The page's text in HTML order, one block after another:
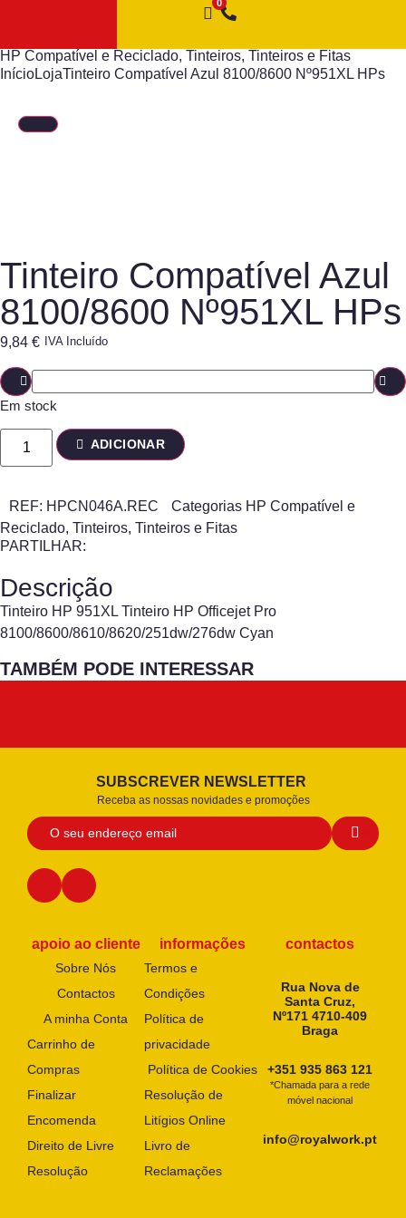
HP Compatível e Reciclado, Tinteiros, Tinteiros e Fitas
InícioLojaTinteiro Compatível Azul 8100/8600 Nº951XL HPs
Tinteiro Compatível Azul
8100/8600 Nº951XL HPs
9,84 € IVA Incluído
Em stock
ADICIONAR
REF: HPCN046A.REC Categorias HP Compatível e
Reciclado, Tinteiros, Tinteiros e Fitas
PARTILHAR:
Descrição
Tinteiro HP 951XL Tinteiro HP Officejet Pro
8100/8600/8610/8620/251dw/276dw Cyan
TAMBÉM PODE INTERESSAR
SUBSCREVER NEWSLETTER
Receba as nossas novidades e promoções
apoio ao cliente
Sobre Nós
Contactos
A minha Conta
Carrinho de
Compras
Finalizar
Encomenda
Direito de Livre
Resolução
informações
Termos e
Condições
Política de
privacidade
Política de Cookies
Resolução de
Litígios Online
Livro de
Reclamações
contactos
Rua Nova de
Santa Cruz,
Nº171 4710-409
Braga
+351 935 863 121
*Chamada para a rede
móvel nacional
info@royalwork.pt